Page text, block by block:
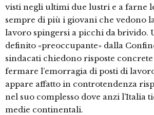
visti negli ultimi due lustri e a farne
sempre di più i giovani che vedono
lavoro spingersi a picchi da brivido.
definito «preoccupante» dalla
sindacati chiedono risposte
fermare l’emorragia di posti di
appare affatto in controtendenza
nel suo complesso dove anzi l’Italia
medie continentali.